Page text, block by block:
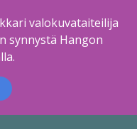
valokuvataiteilija
synnystä Hangon